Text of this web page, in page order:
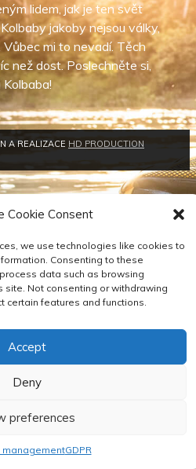
Cookie Consent
we use technologies like cookies to
Consenting to these
data such as browsing
site. Not consenting or withdrawing
certain features and functions.
Accept
Deny
preferences
managementGDPR
lidem, jak je ten svět
jakoby nejsou války,
mi to nevadí. Těch
než dost. Poslechněte si,
A REALIZACE HD PRODUCTION